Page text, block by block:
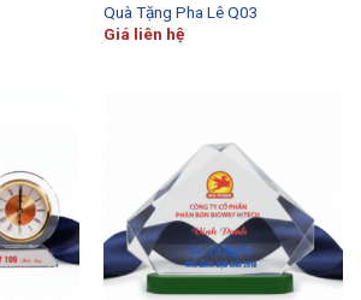
Quà Tặng Pha Lê Q03
Giá liên hệ